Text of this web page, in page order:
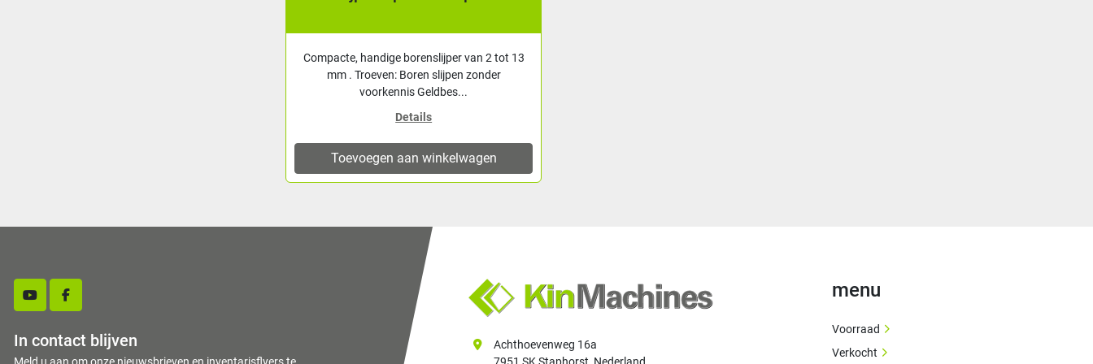
Compacte, handige borenslijper van 2 tot 13
mm . Troeven: Boren slijpen zonder
voorkennis Geldbes...
Details
Toevoegen aan winkelwagen
youtubefacebook
In contact blijven
Achthoevenweg 16a
menu
Voorraad
Verkocht